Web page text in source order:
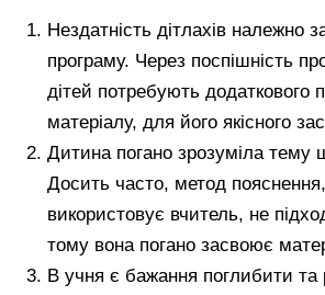
Нездатність дітлахів належно
програму. Через поспішність
дітей потребують додаткового
матеріалу, для його якісного
Дитина погано зрозуміла тему
Досить часто, метод
використовує вчитель, не
тому вона погано засвоює
В учня є бажання поглибити та